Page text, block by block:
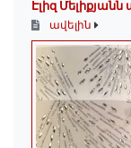
Էլիզ
ավելին